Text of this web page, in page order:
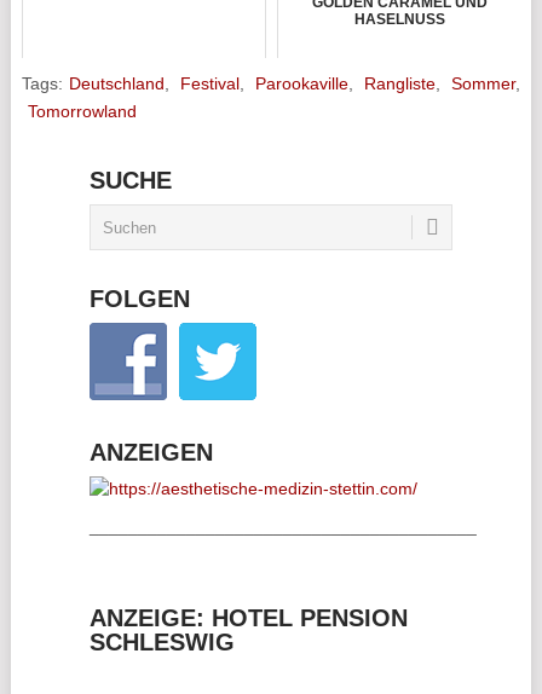
HASELNUSS
Tags: Deutschland Festival, Parookaville, Rangliste, Sommer,
Tomorrowland
SUCHE
FOLGEN
ANZEIGEN
ANZEIGE: HOTEL PENSION
SCHLESWIG